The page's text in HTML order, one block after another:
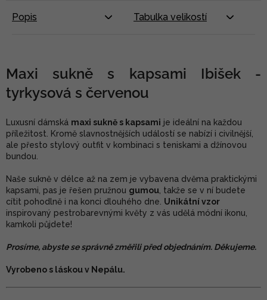
Popis Tabulka velikostí
Maxi sukně s kapsami Ibišek -
tyrkysová s červenou
Luxusní dámská maxi sukně s kapsami je ideální na každou
příležitost. Kromě slavnostnějších událostí se nabízí i civilnější,
ale přesto stylový outfit v kombinaci s teniskami a džínovou
bundou.
Naše sukně v délce až na zem je vybavena dvěma praktickými
kapsami, pas je řešen pružnou gumou , takže se v ní budete
cítit pohodlně i na konci dlouhého dne. Unikátní vzor
inspirovaný pestrobarevnými květy z vás udělá módní ikonu,
kamkoli půjdete!
Prosíme, abyste se správně změřili před objednáním. Děkujeme.
Vyrobeno s láskou v Nepálu.